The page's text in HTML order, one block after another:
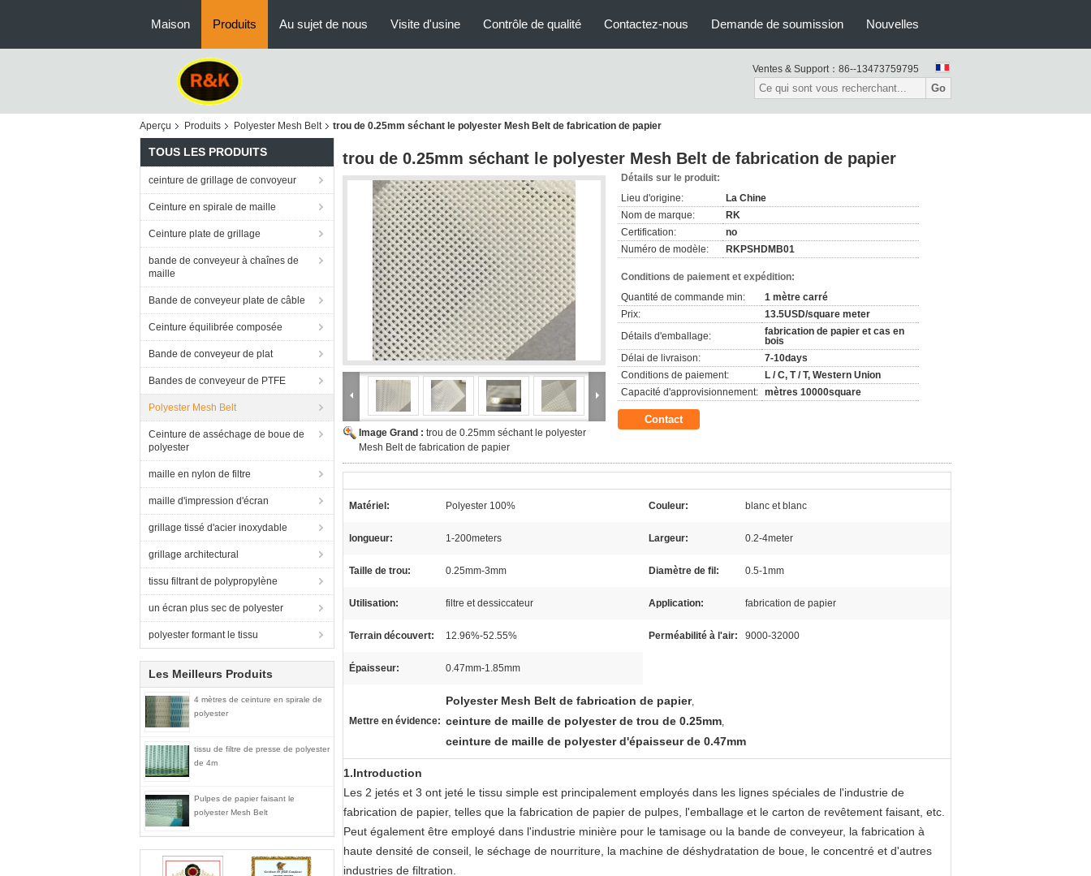
Maison Produits Au sujet de nous Visite d'usine Contrôle de qualité Contactez-nous Demande de soumission Nouvelles
Ventes & Support： 86--13473759795
Go
Aperçu Produits Polyester Mesh Belt trou de 0.25mm séchant le polyester Mesh Belt de fabrication de papier
TOUS LES PRODUITS
ceinture de grillage de convoyeur
Ceinture en spirale de maille
Ceinture plate de grillage
bande de conveyeur à chaînes de
maille
Bande de conveyeur plate de câble
Ceinture équilibrée composée
Bande de conveyeur de plat
Bandes de conveyeur de PTFE
Polyester Mesh Belt
Ceinture de asséchage de boue de
polyester
maille en nylon de filtre
maille d'impression d'écran
grillage tissé d'acier inoxydable
grillage architectural
tissu filtrant de polypropylène
un écran plus sec de polyester
polyester formant le tissu
Les Meilleurs Produits
4 mètres de ceinture en spirale de
polyester
tissu de filtre de presse de polyester
de 4m
Pulpes de papier faisant le
polyester Mesh Belt
trou de 0.25mm séchant le polyester Mesh Belt de fabrication de papier
Image Grand : trou de 0.25mm séchant le polyester
Mesh Belt de fabrication de papier
Détails sur le produit:
Lieu d'origine:
La Chine
Nom de marque:
RK
Certification:
no
Numéro de modèle:
RKPSHDMB01
Conditions de paiement et expédition:
Quantité de commande min:
1 mètre carré
Prix:
13.5USD/square meter
Détails d'emballage:
fabrication de papier et cas en
bois
Délai de livraison:
7-10days
Conditions de paiement:
L / C, T / T, Western Union
Capacité d'approvisionnement: mètres 10000square
Contact
Matériel: Polyester 100% Couleur: blanc et blanc
longueur: 1-200meters Largeur: 0.2-4meter
Taille de trou: 0.25mm-3mm Diamètre de fil: 0.5-1mm
Utilisation: filtre et dessiccateur Application: fabrication de papier
Terrain découvert: 12.96%-52.55% Perméabilité à l'air: 9000-32000
Épaisseur: 0.47mm-1.85mm
Mettre en évidence:
Polyester Mesh Belt de fabrication de papier,
ceinture de maille de polyester de trou de 0.25mm,
ceinture de maille de polyester d'épaisseur de 0.47mm
1.Introduction
Les 2 jetés et 3 ont jeté le tissu simple est principalement employés dans les lignes spéciales de l'industrie de
fabrication de papier, telles que la fabrication de papier de pulpes, l'emballage et le carton de revêtement faisant, etc.
Peut également être employé dans l'industrie minière pour le tamisage ou la bande de conveyeur, la fabrication à
haute densité de conseil, le séchage de nourriture, la machine de déshydratation de boue, le concentré et d'autres
industries de filtration.